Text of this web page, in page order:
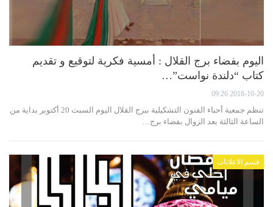
اليوم بفضاء برج القلال : أمسية فكرية لتوقيع و تقديم
كتاب “دلندة نواست”…
2018-10-20 09:26
تنظم جمعية أحباء الفنون التشكيلية ببرج القلال اليوم السبت 20 أكتوبر بداية من
الساعة الثالثة بعد الزوال بفضاء برج…
قسم الاعلانات